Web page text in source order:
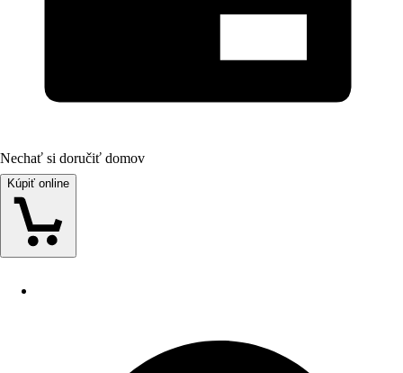
Nechať si doručiť domov
Kúpiť online